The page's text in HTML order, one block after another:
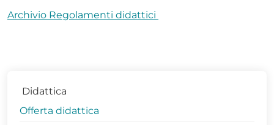
Archivio Regolamenti didattici
Didattica
Offerta didattica